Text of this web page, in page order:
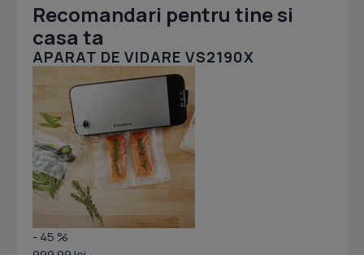
Recomandari pentru tine si
casa ta
APARAT DE VIDARE VS2190X
- 45 %